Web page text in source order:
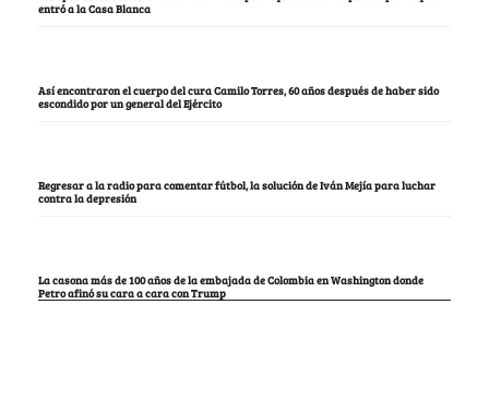
entró a la Casa Blanca
Así encontraron el cuerpo del cura Camilo Torres, 60 años después de haber sido
escondido por un general del Ejército
Regresar a la radio para comentar fútbol, la solución de Iván Mejía para luchar
contra la depresión
La casona más de 100 años de la embajada de Colombia en Washington donde
Petro afinó su cara a cara con Trump